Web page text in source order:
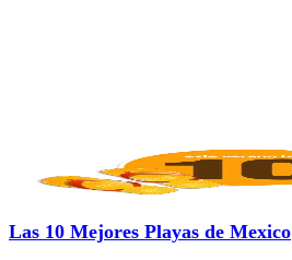
Las 10 Mejores Playas de Mexico